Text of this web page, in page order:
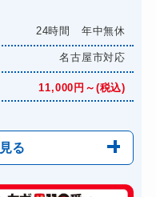
24時間 年中無休
名古屋市対応
11,000円～(税込)
る